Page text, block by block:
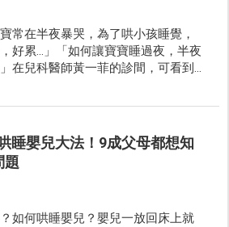
常在半夜暴哭，為了哄小孩睡覺，
好累…」「如何讓寶寶睡過夜，半夜
在兒科醫師黃一菲的診間，可看到
睡嬰兒大法！9成父母都想知
題
如何哄睡嬰兒？嬰兒一放回床上就